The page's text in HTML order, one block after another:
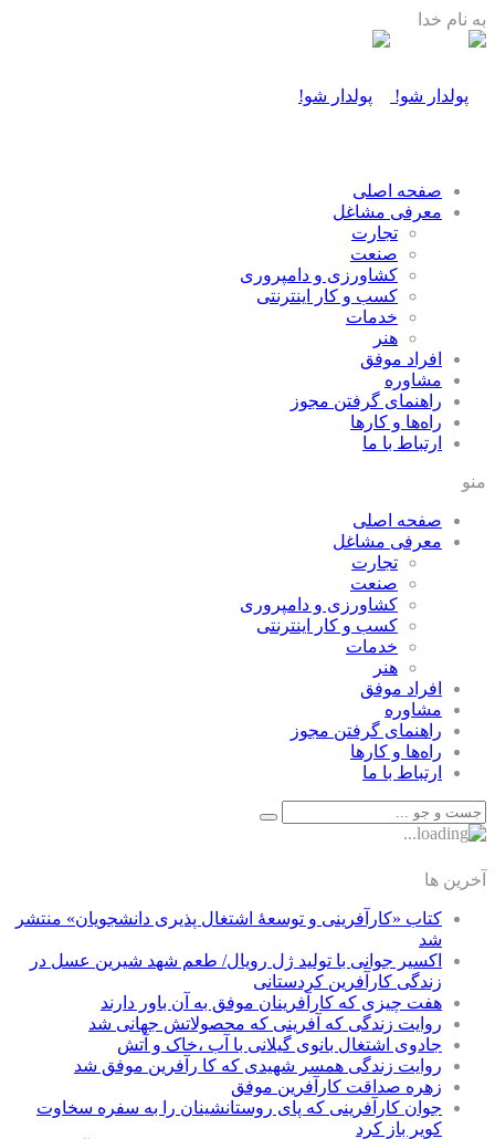
به نام خدا
صفحه اصلی
معرفی مشاغل
تجارت
صنعت
كشاورزی و دامپروری
كسب و كار اينترنتی
خدمات
هنر
افراد موفق
مشاوره
راهنمای گرفتن مجوز
راه‌ها و كارها
ارتباط با ما
منو
صفحه اصلی
معرفی مشاغل
تجارت
صنعت
كشاورزی و دامپروری
كسب و كار اينترنتی
خدمات
هنر
افراد موفق
مشاوره
راهنمای گرفتن مجوز
راه‌ها و كارها
ارتباط با ما
آخرین ها
کتاب «کارآفرینی و توسعۀ اشتغال پذیری دانشجویان» منتشر
شد
اکسیر جوانی با تولید ژل رویال/ طعم شهد شیرین عسل‌ در
زندگی کارآفرین کردستانی
هفت چیزی که کارآفرینان موفق به آن باور دارند
روایت زندگی که آفرینی که محصولاتش جهانی شد
جادوی اشتغال بانوی گیلانی با آب ،خاک و آتش
روایت زندگی همسر شهیدی که کا رآفرین موفق شد
زهره صداقت کارآفرین موفق
جوان کارآفرینی که پای روستانشینان را به سفره سخاوت
کویر باز کرد